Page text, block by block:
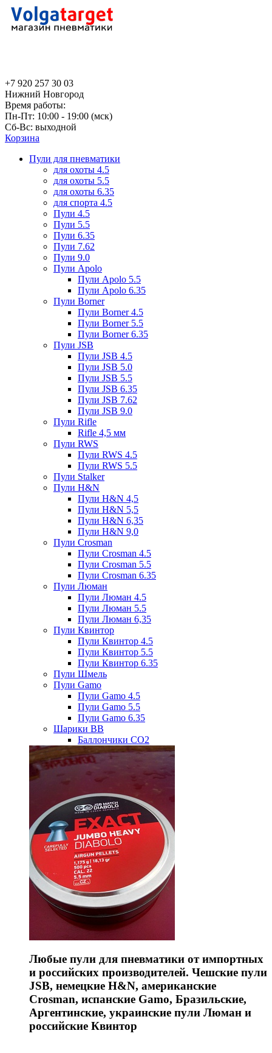
+7 920 257 30 03
Нижний Новгород
Время работы:
Пн-Пт: 10:00 - 19:00 (мск)
Сб-Вс: выходной
Корзина
Пули для пневматики
для охоты 4.5
для охоты 5.5
для охоты 6.35
для спорта 4.5
Пули 4.5
Пули 5.5
Пули 6.35
Пули 7.62
Пули 9.0
Пули Apolo
Пули Apolo 5.5
Пули Apolo 6.35
Пули Borner
Пули Borner 4.5
Пули Borner 5.5
Пули Borner 6.35
Пули JSB
Пули JSB 4.5
Пули JSB 5.0
Пули JSB 5.5
Пули JSB 6.35
Пули JSB 7.62
Пули JSB 9.0
Пули Rifle
Rifle 4,5 мм
Пули RWS
Пули RWS 4.5
Пули RWS 5.5
Пули Stalker
Пули H&N
Пули H&N 4,5
Пули H&N 5,5
Пули H&N 6,35
Пули H&N 9,0
Пули Crosman
Пули Crosman 4.5
Пули Crosman 5.5
Пули Crosman 6.35
Пули Люман
Пули Люман 4.5
Пули Люман 5.5
Пули Люман 6,35
Пули Квинтор
Пули Квинтор 4.5
Пули Квинтор 5.5
Пули Квинтор 6.35
Пули Шмель
Пули Gamo
Пули Gamo 4.5
Пули Gamo 5.5
Пули Gamo 6.35
Шарики BB
Баллончики CO2
Любые пули для пневматики от импортных
и российских производителей. Чешские пули
JSB, немецкие H&N, американские
Crosman, испанские Gamo, Бразильские,
Аргентинские, украинские пули Люман и
российские Квинтор